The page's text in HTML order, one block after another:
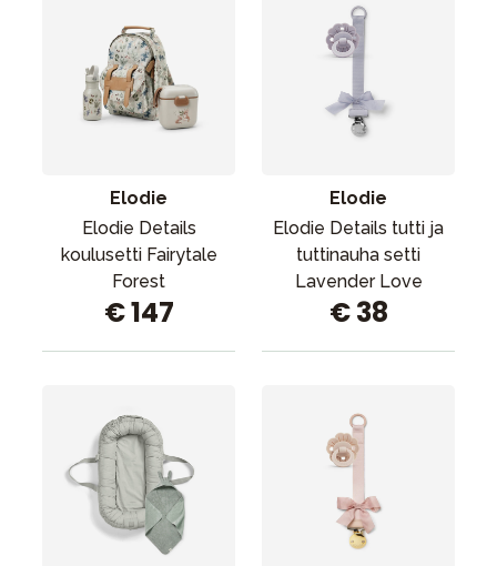
Elodie
Elodie Details
koulusetti Fairytale
Forest
€ 147
Elodie
Elodie Details tutti ja
tuttinauha setti
Lavender Love
€ 38